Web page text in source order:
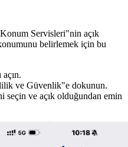
Servisleri"nin açık
belirlemek için bu
ve Güvenlik"e dokunun.
ve açık olduğundan emin